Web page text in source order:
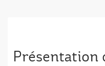
Présentation